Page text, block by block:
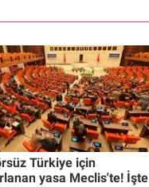
Türkiye için
yasa Meclis'te! İşte